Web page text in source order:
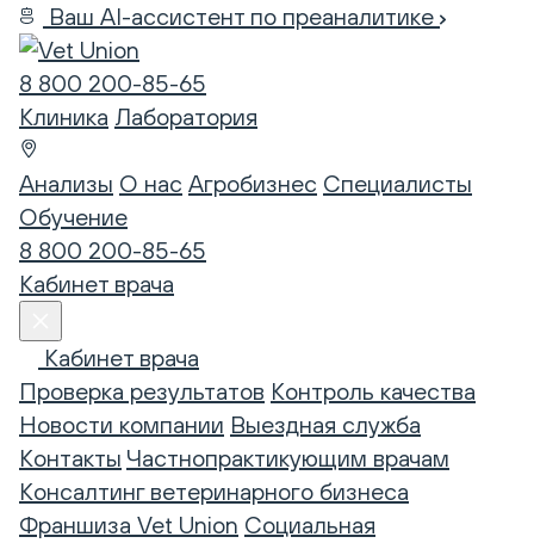
Ваш AI-ассистент по преаналитике
8 800 200-85-65
Клиника Лаборатория
Анализы О нас Агробизнес Специалисты
Обучение
8 800 200-85-65
Кабинет врача
Кабинет врача
Проверка результатов Контроль качества
Новости компании Выездная служба
Контакты Частнопрактикующим врачам
Консалтинг ветеринарного бизнеса
Франшиза Vet Union Социальная